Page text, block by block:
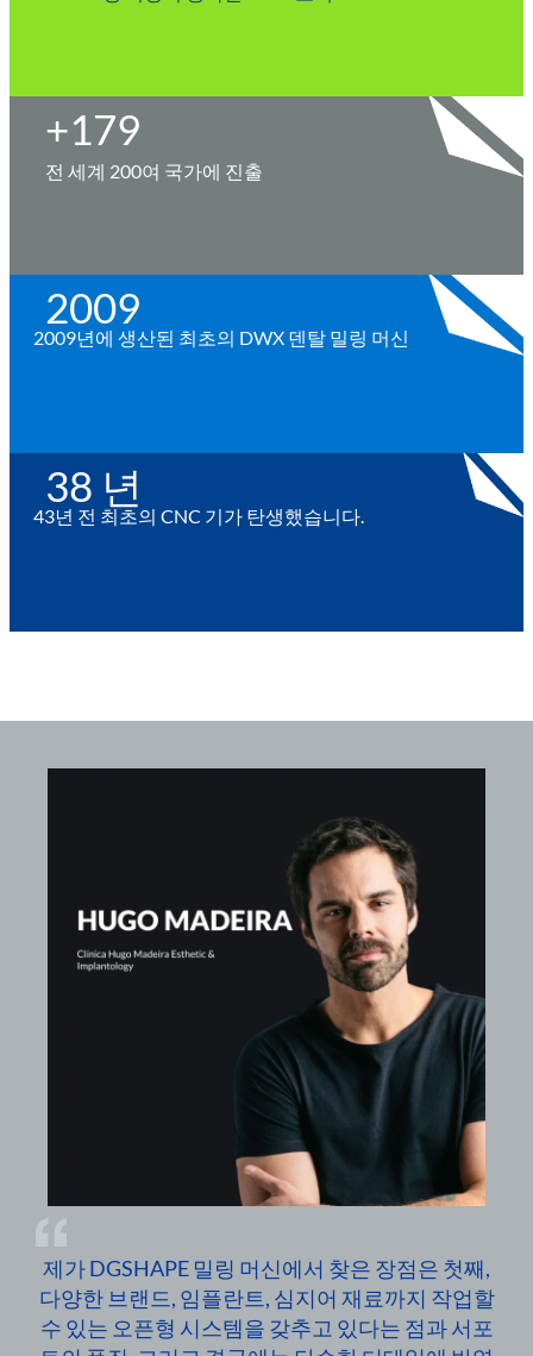
+200
전 세계 200여 국가에 진출
2009
2009년에 생산된 최초의 DWX 덴탈 밀링 머신
38 년
43년 전 최초의 CNC 기가 탄생했습니다.
제가 DGSHAPE 밀링 머신에서 찾은 장점은 첫째,
다양한 브랜드, 임플란트, 심지어 재료까지 작업할
수 있는 오픈형 시스템을 갖추고 있다는 점과 서포